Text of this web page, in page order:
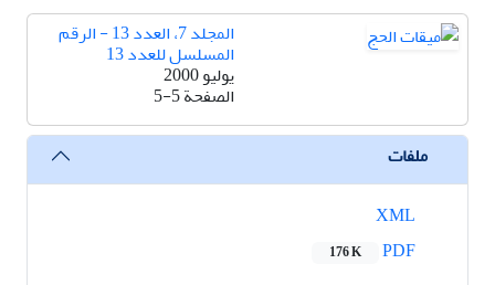
المجلد 7، العدد 13 - الرقم
المسلسل للعدد 13
يوليو 2000
الصفحة5-5
ملفات
176 K